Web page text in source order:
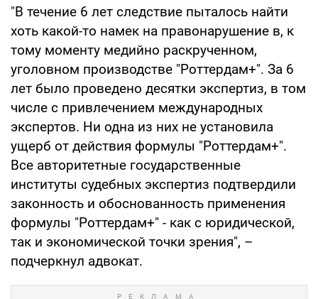
"В течение 6 лет следствие пыталось найти
хоть какой-то намек на правонарушение в, к
тому моменту медийно раскрученном,
уголовном производстве "Роттердам+". За 6
лет было проведено десятки экспертиз, в том
числе с привлечением международных
экспертов. Ни одна из них не установила
ущерб от действия формулы "Роттердам+".
Все авторитетные государственные
институты судебных экспертиз подтвердили
законность и обоснованность применения
формулы "Роттердам+" - как с юридической,
так и экономической точки зрения", –
подчеркнул адвокат.